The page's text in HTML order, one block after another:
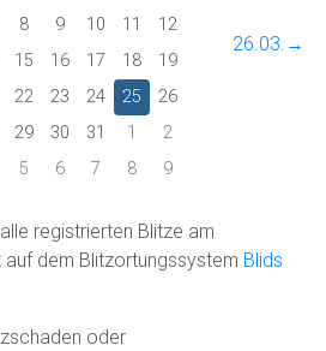
8 9 10 11
12
15 16 17 18
19
22 23 24 25
26
29 30 31 1
2
5 6 7 8 9
26.03.→
registrierten Blitze am
dem Blitzortungssystem Blids
oder